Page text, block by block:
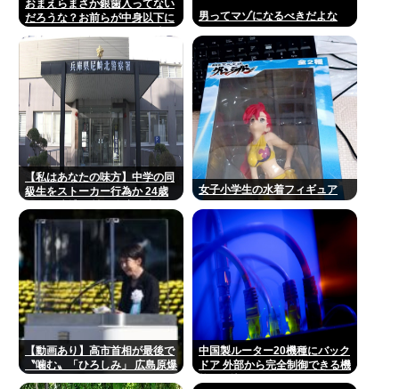
おまえらまさか銀歯入ってない
だろうな？お前らが中身以下に
見える銀歯
男ってマゾになるべきだよな
【私はあなたの味方】中学の同
級生をストーカー行為か 24歳
や文庫本など繰り返し届ける /
兵庫県
女子小学生の水着フィギュア
【動画あり】高市首相が最後で
〝噛む〟「ひろしみ」 広島原爆
中国製ルーター20機種にバック
ドア 外部から完全制御できる機